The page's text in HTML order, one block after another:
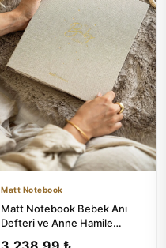
Matt Notebook
Matt Notebook Bebek Anı
Defteri ve Anne Hamile